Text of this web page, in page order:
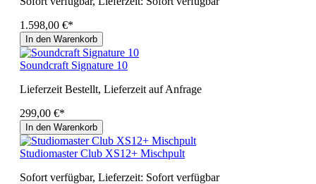
1.598,00 €*
In den Warenkorb
Soundcraft Signature 10
Lieferzeit Bestellt, Lieferzeit auf Anfrage
299,00 €*
In den Warenkorb
Studiomaster Club XS12+ Mischpult
Sofort verfügbar, Lieferzeit: Sofort verfügbar